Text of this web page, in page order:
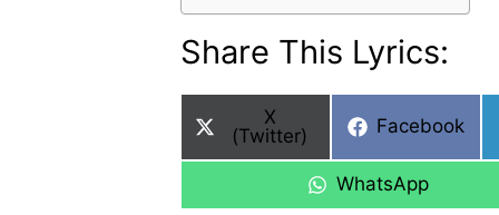
Share This Lyrics:
Share
on
X
(Twitter)
Share
Facebook
Share
WhatsApp